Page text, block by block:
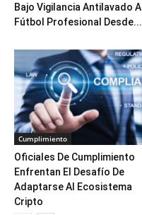
Bajo Vigilancia Antilavado Al
Fútbol Profesional Desde...
Cumplimiento
Oficiales De Cumplimiento
Enfrentan El Desafío De
Adaptarse Al Ecosistema
Cripto